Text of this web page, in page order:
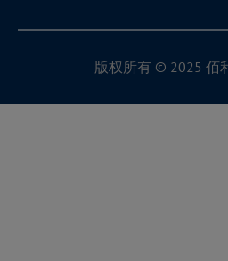
免责声明
内容而引起与之相关的任何损
版权所有 © 2025 佰